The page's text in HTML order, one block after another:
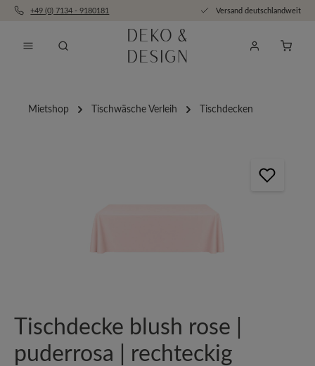
Zum Hauptinhalt springen
+49 (0) 7134 - 9180181 Versand deutschlandweit
Mietshop Tischwäsche Verleih Tischdecken
Tischdecke blush rose |
puderrosa | rechteckig